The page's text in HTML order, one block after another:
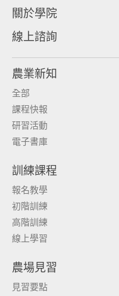
關於學院
線上諮詢
農業新知
全部
課程快報
研習活動
電子書庫
訓練課程
報名教學
初階訓練
高階訓練
線上學習
農場見習
見習要點